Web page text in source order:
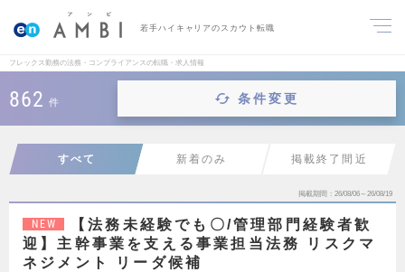
若手ハイキャリアのスカウト転職
フレックス勤務の法務・コンプライアンスの転職・求人情報
862 件 条件変更
すべて 新着のみ 掲載終了間近
掲載期間 26/08/06～26/08/19
NEW
【法務未経験でも〇/管理部門経験者歓
迎】主幹事業を支える事業担当法務 リスクマ
ネジメント リーダ候補